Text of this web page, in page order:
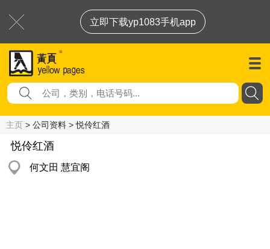
立即下载yp1083手机app
主页 > 公司资料 > 悦伶红酒
悦伶红酒
何文田 慧宜阁